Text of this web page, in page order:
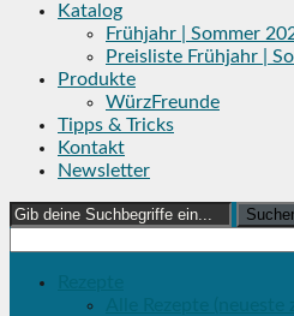
Katalog
Frühjahr | Sommer
Preisliste Frühjahr |
Produkte
WürzFreunde
Tipps & Tricks
Kontakt
Newsletter
Search
for: